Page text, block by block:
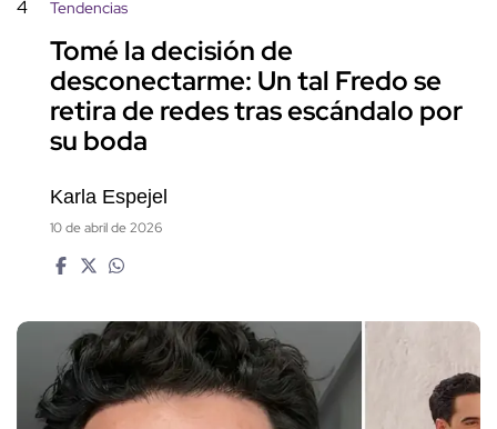
4 Tendencias
Tomé la decisión de
desconectarme: Un tal Fredo se
retira de redes tras escándalo por
su boda
Karla Espejel
10 de abril de 2026